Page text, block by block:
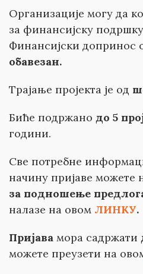
Организације могу да
за финансијску
Финансијски допринос
обавезан.
Трајање пројекта је од
Биће подржано до 5
години.
Све потребне
начину пријаве можете
за подношење
налазе на овом ЛИНКУ.
Пријава мора садржати
можете преузети на